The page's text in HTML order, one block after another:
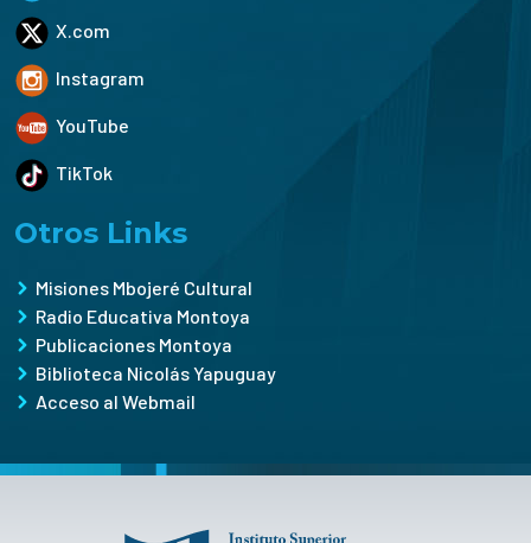
X.com
Instagram
YouTube
TikTok
Otros Links
Misiones Mbojeré Cultural
Radio Educativa Montoya
Publicaciones Montoya
Biblioteca Nicolás Yapuguay
Acceso al Webmail